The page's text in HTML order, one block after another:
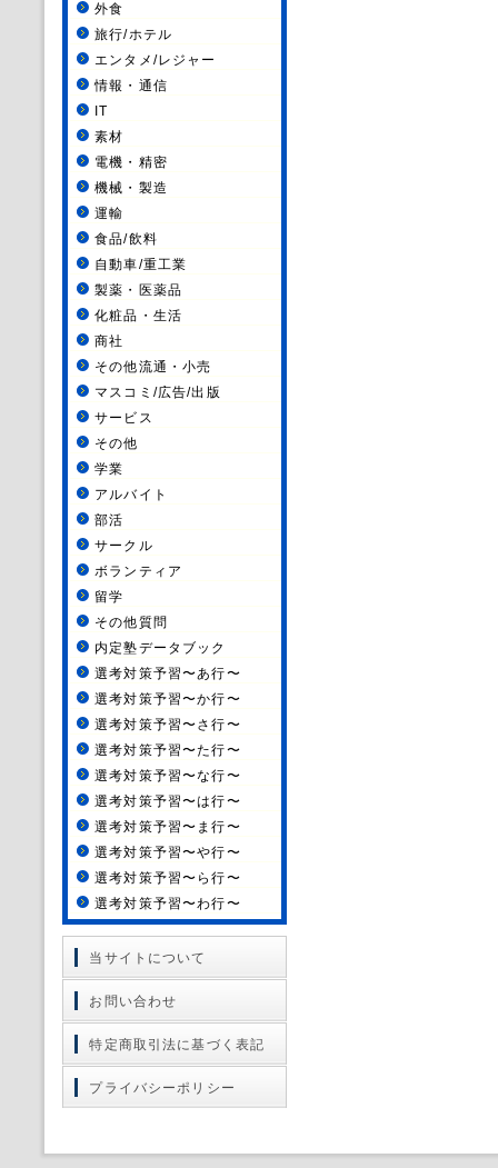
外食
旅行/ホテル
エンタメ/レジャー
情報・通信
IT
素材
電機・精密
機械・製造
運輸
食品/飲料
自動車/重工業
製薬・医薬品
化粧品・生活
商社
その他流通・小売
マスコミ/広告/出版
サービス
その他
学業
アルバイト
部活
サークル
ボランティア
留学
その他質問
内定塾データブック
選考対策予習〜あ行〜
選考対策予習〜か行〜
選考対策予習〜さ行〜
選考対策予習〜た行〜
選考対策予習〜な行〜
選考対策予習〜は行〜
選考対策予習〜ま行〜
選考対策予習〜や行〜
選考対策予習〜ら行〜
選考対策予習〜わ行〜
当サイトについて
お問い合わせ
特定商取引法に基づく表記
プライバシーポリシー